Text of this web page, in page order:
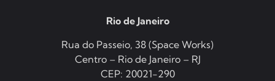
Rio de Janeiro
Rua do Passeio, 38 (Space Works)
Centro – Rio de Janeiro – RJ
CEP: 20021-290